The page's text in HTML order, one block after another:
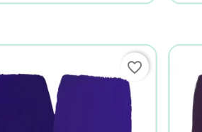
favorite_border